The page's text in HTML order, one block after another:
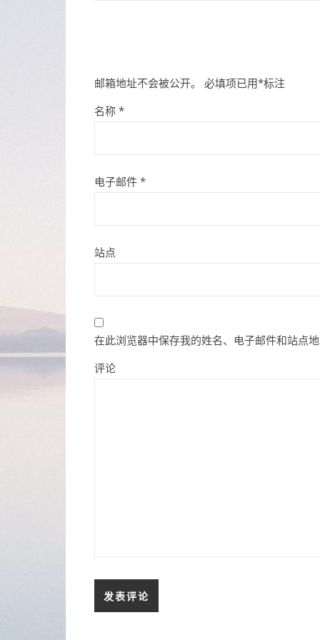
邮箱地址不会被公开。 必填项已用*标注
名称 *
电子邮件 *
站点
在此浏览器中保存我的姓名、电子邮件和站点
评论